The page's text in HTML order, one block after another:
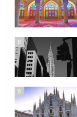
8
9